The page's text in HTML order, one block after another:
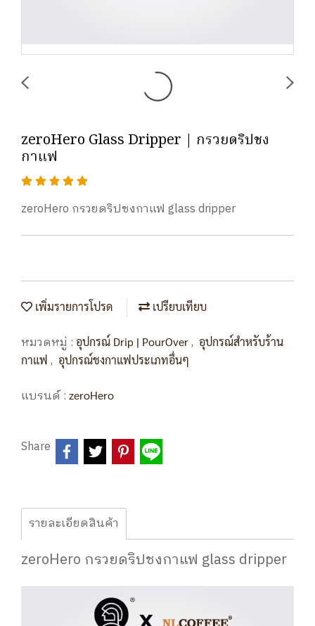
zeroHero Glass Dripper | กรวยดริปชง
กาแฟ
zeroHero กรวยดริปชงกาแฟ glass dripper
เพิ่มรายการโปรด เปรียบเทียบ
หมวดหมู่ : อุปกรณ์ Drip | PourOver, อุปกรณ์สำหรับร้าน
กาแฟ , อุปกรณ์ชงกาแฟประเภทอื่นๆ
แบรนด์ : zeroHero
Share
รายละเอียดสินค้า
zeroHero กรวยดริปชงกาแฟ glass dripper